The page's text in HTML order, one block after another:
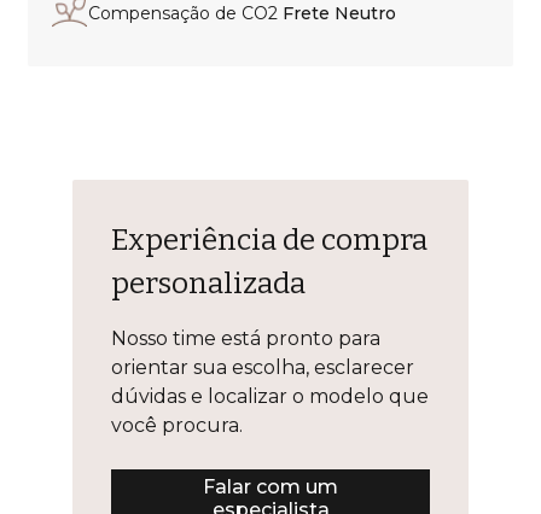
Compensação de CO2 Frete Neutro
Experiência de compra
personalizada
Nosso time está pronto para
orientar sua escolha, esclarecer
dúvidas e localizar o modelo que
você procura.
Falar com um
especialista